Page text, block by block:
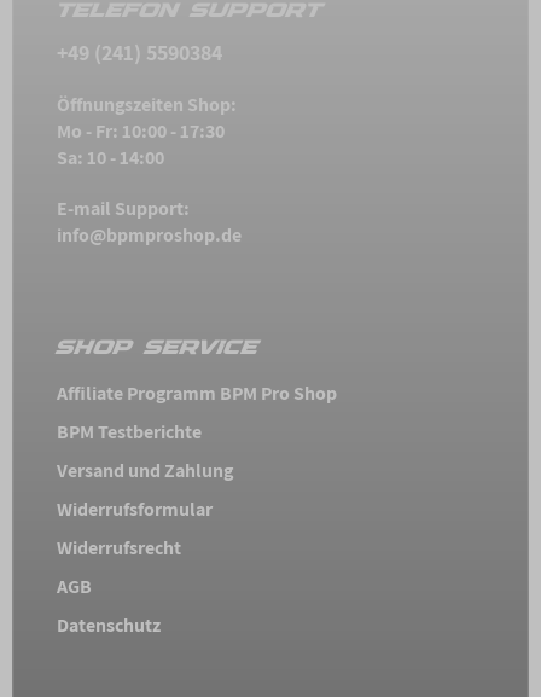
TELEFON SUPPORT
+49 (241) 5590384
Öffnungszeiten Shop:
Mo - Fr: 10:00 - 17:30
Sa: 10 - 14:00
E-mail Support:
info@bpmproshop.de
SHOP SERVICE
Affiliate Programm BPM Pro Shop
BPM Testberichte
Versand und Zahlung
Widerrufsformular
Widerrufsrecht
AGB
Datenschutz